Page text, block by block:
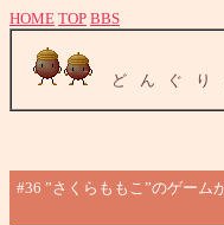
HOME TOP BBS
どんぐ
#36 ”さくらももこ”のゲーム